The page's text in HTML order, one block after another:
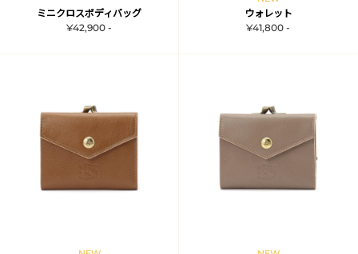
ミニクロスボディバッグ
¥42,900 -
ウォレット
¥41,800 -